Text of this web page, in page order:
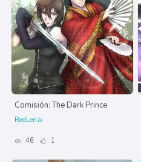
Comisión: The Dark Prince
RedLenai
46 1